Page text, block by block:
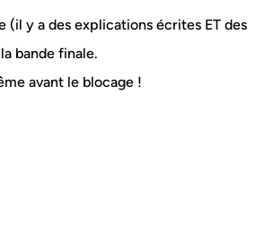
y a des explications écrites ET des
bande finale.
avant le blocage !